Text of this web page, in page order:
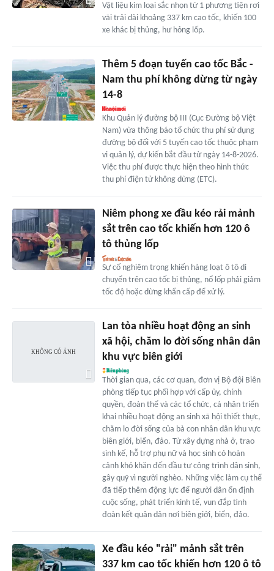
Vật liệu kim loại sắc nhọn từ 1 phương tiện rơi
vãi trải dài khoảng 337 km cao tốc, khiến 100
xe khác bị thủng, hư hỏng lốp.
Thêm 5 đoạn tuyến cao tốc Bắc -
Nam thu phí không dừng từ ngày
14-8
Khu Quản lý đường bộ III (Cục Đường bộ Việt
Nam) vừa thông báo tổ chức thu phí sử dụng
đường bộ đối với 5 tuyến cao tốc thuộc phạm
vi quản lý, dự kiến bắt đầu từ ngày 14-8-2026.
Việc thu phí được thực hiện theo hình thức
thu phí điện tử không dừng (ETC).
Niêm phong xe đầu kéo rải mảnh
sắt trên cao tốc khiến hơn 120 ô
tô thủng lốp
Sự cố nghiêm trọng khiến hàng loạt ô tô di
chuyển trên cao tốc bị thủng, nổ lốp phải giảm
tốc độ hoặc dừng khẩn cấp để xử lý.
Lan tỏa nhiều hoạt động an sinh
xã hội, chăm lo đời sống nhân dân
khu vực biên giới
Thời gian qua, các cơ quan, đơn vị Bộ đội Biên
phòng tiếp tục phối hợp với cấp ủy, chính
quyền, đoàn thể và các tổ chức, cá nhân triển
khai nhiều hoạt động an sinh xã hội thiết thực,
chăm lo đời sống của bà con nhân dân khu vực
biên giới, biển, đảo. Từ xây dựng nhà ở, trao
sinh kế, hỗ trợ phụ nữ và học sinh có hoàn
cảnh khó khăn đến đầu tư công trình dân sinh,
gây quỹ vì người nghèo. Những việc làm cụ thể
đã tiếp thêm động lực để người dân ổn định
cuộc sống, phát triển kinh tế, vun đắp tình
đoàn kết quân dân nơi biên giới, biển, đảo.
Xe đầu kéo "rải" mảnh sắt trên
337 km cao tốc khiến hơn 120 ô tô